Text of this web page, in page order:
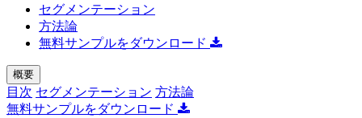
セグメンテーション
方法論
無料サンプルをダウンロード
概要
目次 セグメンテーション 方法論
無料サンプルをダウンロード